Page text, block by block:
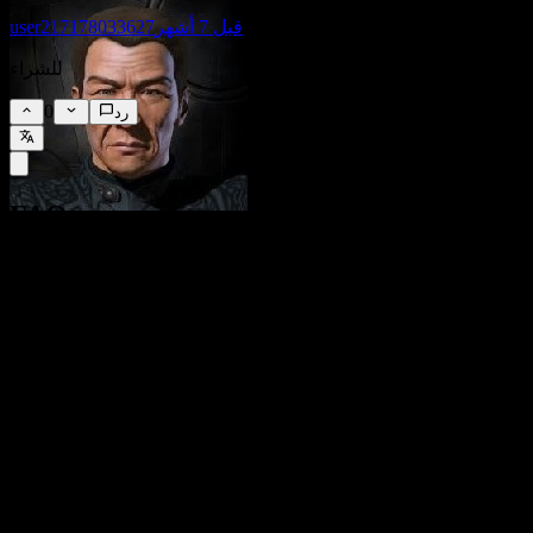
user217178033627 قبل 7 أشهر
للشراء
0 رد
FAQ